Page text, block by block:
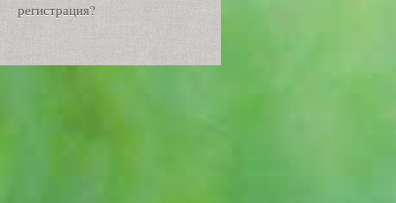
регистрация?